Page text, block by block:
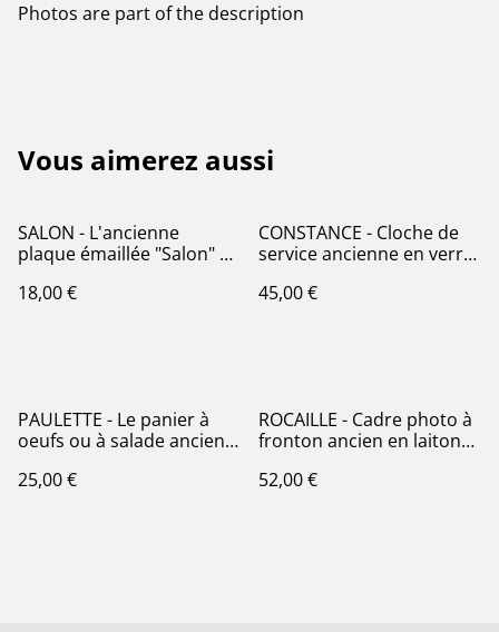
Photos are part of the description
Vous aimerez aussi
SALON - L'ancienne
plaque émaillée "Salon" de
18,00 €
CONSTANCE - Cloche de
service ancienne en verre
45,00 €
PAULETTE - Le panier à
oeufs ou à salade ancien,
25,00 €
ROCAILLE - Cadre photo à
fronton ancien en laiton
Napoléon III - PM
52,00 €